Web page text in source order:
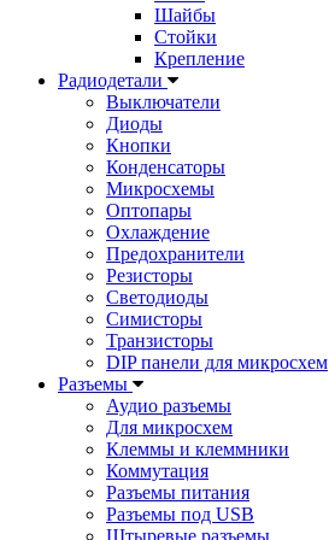
Шайбы
Стойки
Крепление
Радиодетали
Выключатели
Диоды
Кнопки
Конденсаторы
Микросхемы
Оптопары
Охлаждение
Предохранители
Резисторы
Светодиоды
Симисторы
Транзисторы
DIP панели для микросхем
Разъемы
Аудио разъемы
Для микросхем
Клеммы и клеммники
Коммутация
Разъемы питания
Разъемы под USB
Штыревые разъемы